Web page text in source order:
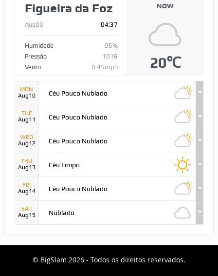
Figueira da Foz
Aug09 04:37
Humidade
95%
Pressão
1016
Vento
0.45mph
NOW
20℃
MON
Aug10
Céu Pouco Nublado
TUE
Aug11
Céu Pouco Nublado
WED
Aug12
Céu Pouco Nublado
THU
Aug13
Céu Limpo
FRI
Aug14
Céu Pouco Nublado
SAT
Aug15
Nublado
© BigSlam 2026 - Todos os direitos reservados.